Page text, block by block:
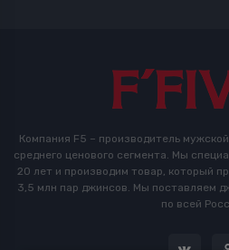
Компания F5 – производитель
среднего ценового сегмента. Мы
20 лет и производим товар, который
3,5 млн пар джинсов. Мы поставляем
по всей